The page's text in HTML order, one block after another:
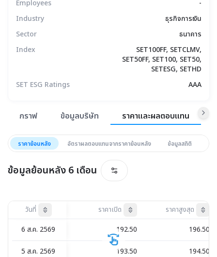
Employees
-
Industry
ธุรกิจการเงิน
Sector
ธนาคาร
Index
SET100FF, SETCLMV,
SET50FF, SET100, SET50,
SETESG, SETHD
SET ESG Ratings
AAA
กราฟ
ข้อมูลบริษัท ราคาและผลตอบแทน
ราคาย้อนหลัง อัตราผลตอบแทนจากราคาย้อนหลัง ข้อมูลสถิติ อัต
ข้อมูลย้อนหลัง 6 เดือน
วันที่ not sorted ราคาเปิด not sorted ราคาสูงสุด
not
6 ส.ค. 2569
192.50 196.50
5 ส.ค. 2569 193.50 194.50
swipe